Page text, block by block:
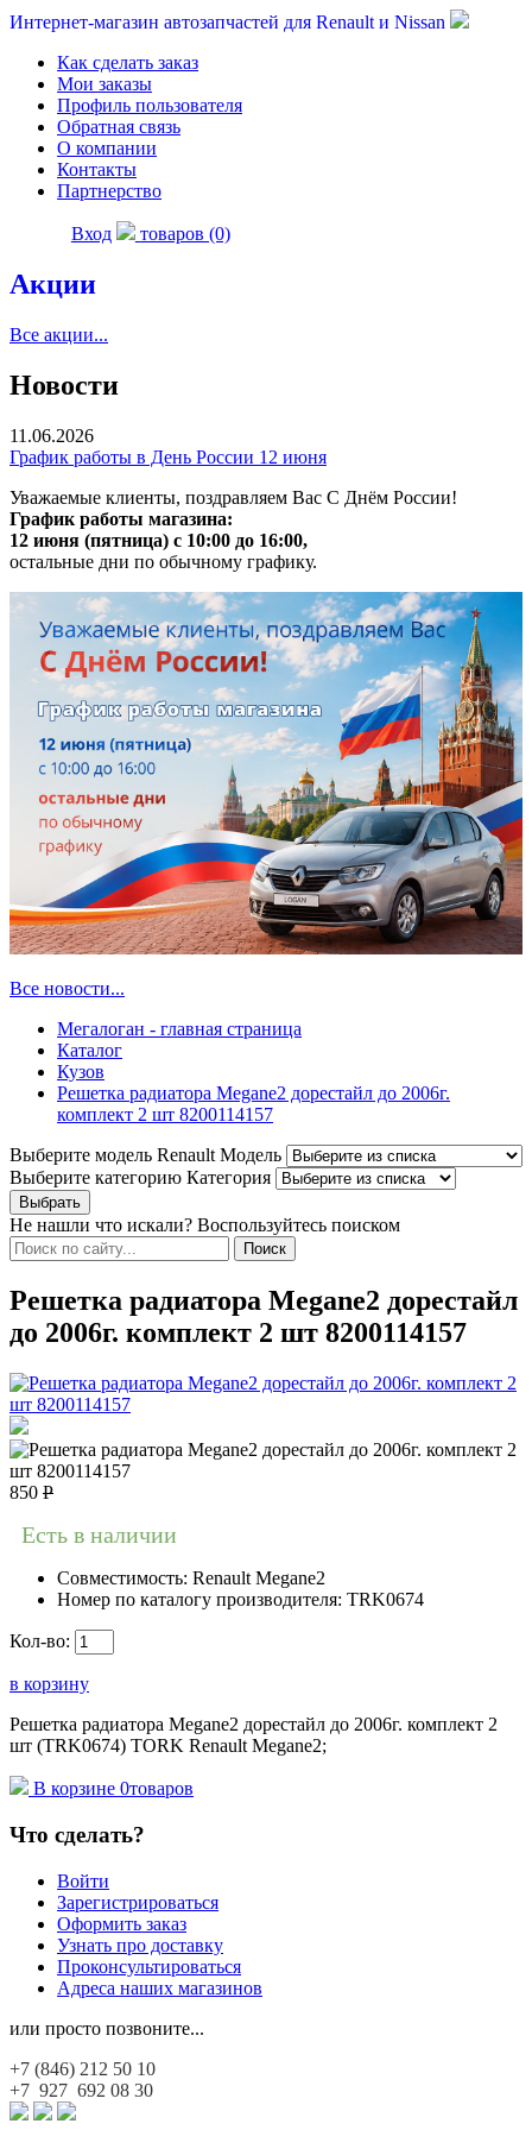
Интернет-магазин автозапчастей для Renault и Nissan
Как сделать заказ
Мои заказы
Профиль пользователя
Обратная связь
О компании
Контакты
Партнерство
Вход товаров (0)
Акции
Все акции...
Новости
11.06.2026
График работы в День России 12 июня
Уважаемые клиенты, поздравляем Вас С Днём России!
График работы магазина:
12 июня (пятница) с 10:00 до 16:00,
остальные дни по обычному графику.
Все новости...
Мегалоган - главная страница
Каталог
Кузов
Решетка радиатора Megane2 дорестайл до 2006г.
комплект 2 шт 8200114157
Выберите модель Renault Модель
Выберите категорию Категория
Не нашли что искали? Воспользуйтесь поиском
Решетка радиатора Megane2 дорестайл
до 2006г. комплект 2 шт 8200114157
850 Р
Есть в наличии
Совместимость: Renault Megane2
Номер по каталогу производителя: TRK0674
Кол-во:
в корзину
Решетка радиатора Megane2 дорестайл до 2006г. комплект 2
шт (TRK0674) TORK Renault Megane2;
В корзине 0товаров
Что сделать?
Войти
Зарегистрироваться
Оформить заказ
Узнать про доставку
Проконсультироваться
Адреса наших магазинов
или просто позвоните...
+7 (846) 212 50 10
+7 927 692 08 30